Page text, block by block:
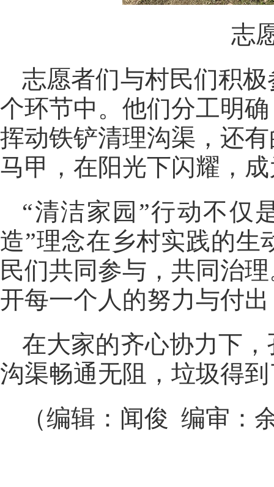
志
志愿者们与村民们积
个环节中。他们分工明
挥动铁铲清理沟渠，还
马甲，在阳光下闪耀，
“清洁家园”行动不仅
造”理念在乡村实践的生
民们共同参与，共同治
开每一个人的努力与付
在大家的齐心协力下
沟渠畅通无阻，垃圾得
（编辑：闻俊 编审：